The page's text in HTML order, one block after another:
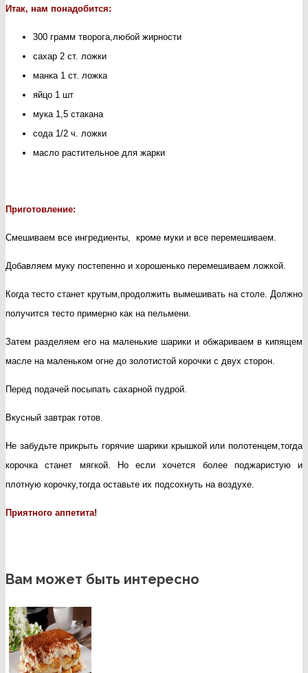
Итак, нам понадобится:
300 грамм творога,любой жирности
сахар 2 ст. ложки
манка 1 ст. ложка
яйцо 1 шт
мука 1,5 стакана
сода 1/2 ч. ложки
масло растительное для жарки
Приготовление:
Смешиваем все ингредиенты, кроме муки и все перемешиваем.
Добавляем муку постепенно и хорошенько перемешиваем ложкой.
Когда тесто станет крутым,продолжить вымешивать на столе. Должно
получится тесто примерно как на пельмени.
Затем разделяем его на маленькие шарики и обжариваем в кипящем
масле на маленьком огне до золотистой корочки с двух сторон.
Перед подачей посыпать сахарной пудрой.
Вкусный завтрак готов.
Не забудьте прикрыть горячие шарики крышкой или полотенцем,тогда
корочка станет мягкой. Но если хочется более поджаристую и
плотную корочку,тогда оставьте их подсохнуть на воздухе.
Приятного аппетита!
Вам может быть интересно